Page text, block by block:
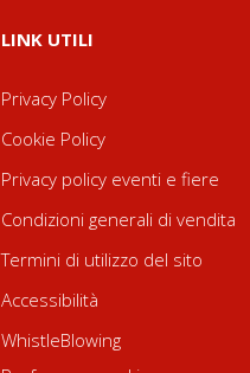
LINK UTILI
Privacy Policy
Cookie Policy
Privacy policy eventi e fiere
Condizioni generali di vendita
Termini di utilizzo del sito
Accessibilità
WhistleBlowing